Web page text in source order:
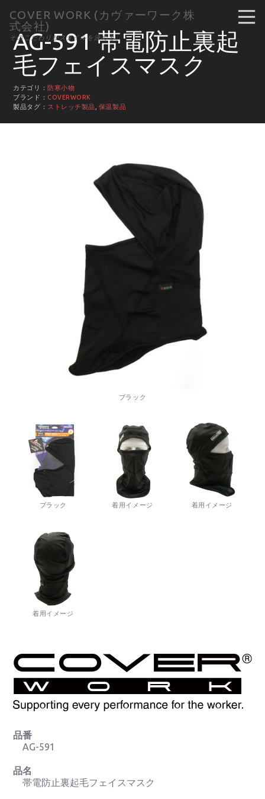
COVER WORK (カヴァーワーク株
式会社)
そのこだわりがスタイルを決める。
AG-591 帯電防止裏起
毛フェイスマスク
カテゴリ：防寒小物
ブランド： COVERWORK
製品タグ： ストレッチ製品 保温製品
ブラック
ブラック 着用イメージ 着用イメージ
着用イメージ
品番
AG-591
品名
帯電防止裏起毛フェイスマスク